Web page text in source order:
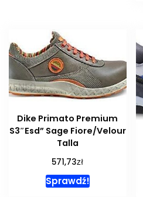
Dike Primato Premium
S3″Esd” Sage Fiore/Velour
Talla
571,73zł
Sprawdź!